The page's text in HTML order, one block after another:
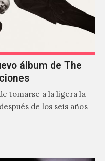
álbum de The
tomarse a la ligera la
de los seis años